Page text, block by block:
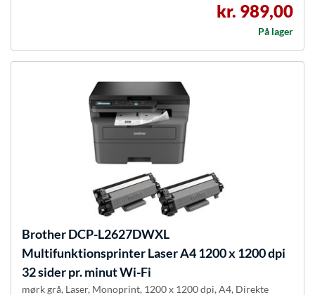
kr. 989,00
På lager
BrotherDCP-L2627DWXL
Multifunktionsprinter Laser A4 1200 x 1200 dpi
32 sider pr. minut Wi-Fi
mørk grå, Laser, Monoprint, 1200 x 1200 dpi, A4, Direkte